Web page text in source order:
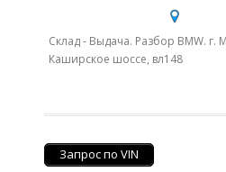
Склад - Выдача. Разбор BMW. г.
Каширское шоссе, вл148
Запрос по VIN